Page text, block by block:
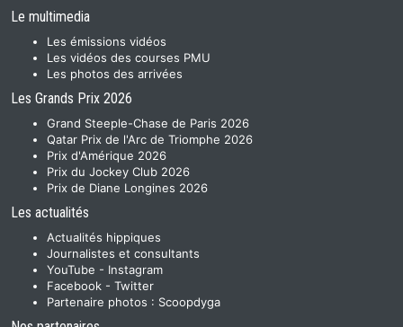
Le multimedia
Les émissions vidéos
Les vidéos des courses PMU
Les photos des arrivées
Les Grands Prix 2026
Grand Steeple-Chase de Paris 2026
Qatar Prix de l'Arc de Triomphe 2026
Prix d'Amérique 2026
Prix du Jockey Club 2026
Prix de Diane Longines 2026
Les actualités
Actualités hippiques
Journalistes et consultants
YouTube - Instagram
Facebook - Twitter
Partenaire photos : Scoopdyga